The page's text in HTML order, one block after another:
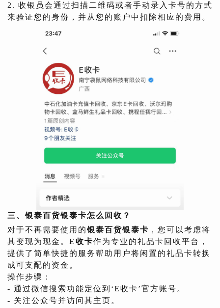
2. 收银员会通过扫描二维码或者手动录入卡号的方式
来验证您的身份，并从您的账户中扣除相应的费用。
三、银泰百货银泰卡怎么回收？
对于不再需要使用的银泰百货银泰卡 ，您可以考虑将
其变现为现金。 E收卡作为专业的礼品卡回收平台，
提供了简单快捷的服务帮助用户将闲置的礼品卡转换
成可支配的资金。
操作步骤：
- 通过微信搜索功能定位到‘E收卡’官方账号。
- 关注公众号并访问其主页。